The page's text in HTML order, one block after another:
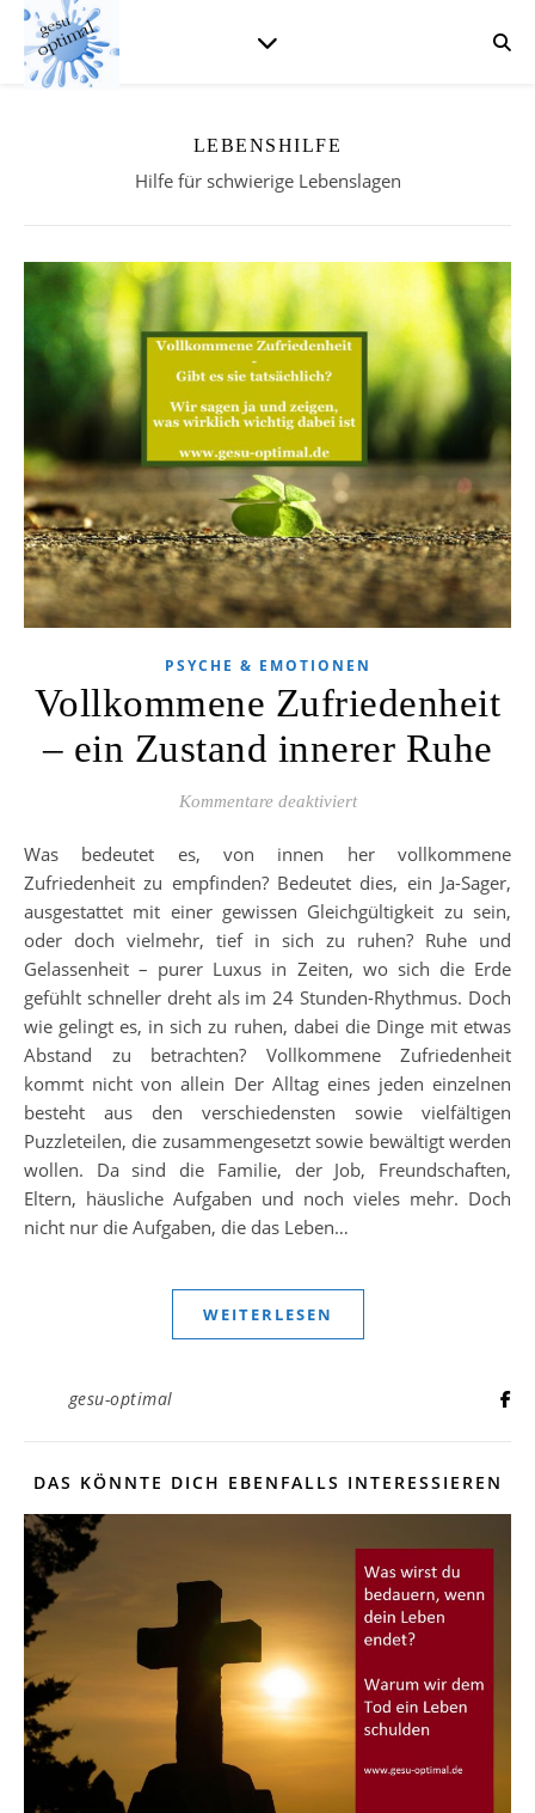
LEBENSHILFE
Hilfe für schwierige Lebenslagen
PSYCHE & EMOTIONEN
Vollkommene Zufriedenheit
– ein Zustand innerer Ruhe
Kommentare deaktiviertfür Vollkommene
Was bedeutet es, von innen her vollkommene
Zufriedenheit zu empfinden? Bedeutet dies, ein Ja-Sager,
ausgestattet mit einer gewissen Gleichgültigkeit zu sein,
oder doch vielmehr, tief in sich zu ruhen? Ruhe und
Gelassenheit – purer Luxus in Zeiten, wo sich die Erde
gefühlt schneller dreht als im 24 Stunden-Rhythmus. Doch
wie gelingt es, in sich zu ruhen, dabei die Dinge mit etwas
Abstand zu betrachten? Vollkommene Zufriedenheit
kommt nicht von allein Der Alltag eines jeden einzelnen
besteht aus den verschiedensten sowie vielfältigen
Puzzleteilen, die zusammengesetzt sowie bewältigt werden
wollen. Da sind die Familie, der Job, Freundschaften,
Eltern, häusliche Aufgaben und noch vieles mehr. Doch
nicht nur die Aufgaben, die das Leben…
WEITERLESEN
gesu-optimal
DAS KÖNNTE DICH EBENFALLS INTERESSIEREN